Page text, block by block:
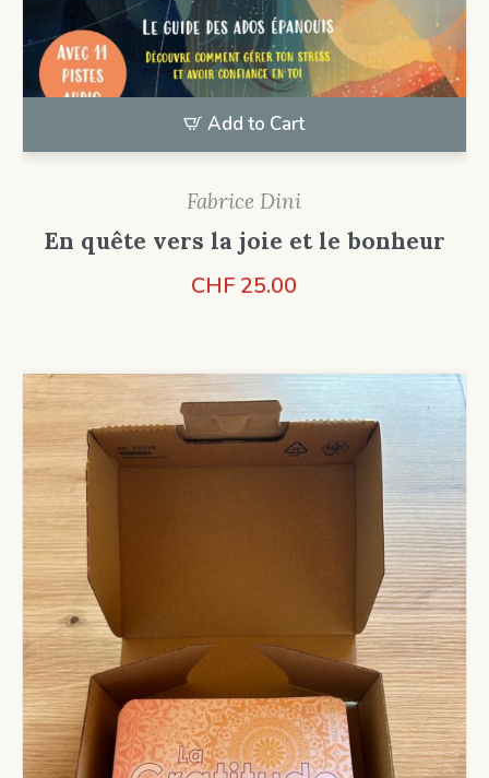
Add to Cart
Fabrice Dini
En quête vers la joie et le bonheur
CHF 25.00